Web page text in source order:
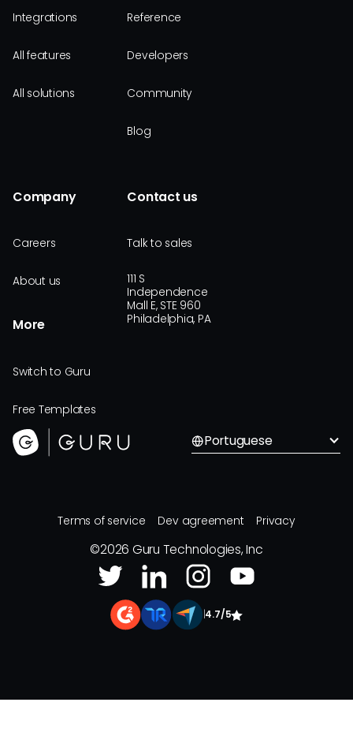
Integrations
All features
All solutions
Reference
Developers
Community
Blog
Company
Careers
About us
More
Switch to Guru
Free Templates
Contact us
Talk to sales
111 S
Independence
Mall E, STE 960
Philadelphia, PA
Portuguese
Terms of service Dev agreement Privacy
©2026 Guru Technologies, Inc
4.7/5